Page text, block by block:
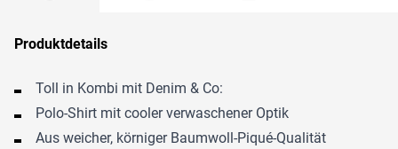
Produktdetails
Toll in Kombi mit Denim & Co:
Polo-Shirt mit cooler verwaschener Optik
Aus weicher, körniger Baumwoll-Piqué-Qualität